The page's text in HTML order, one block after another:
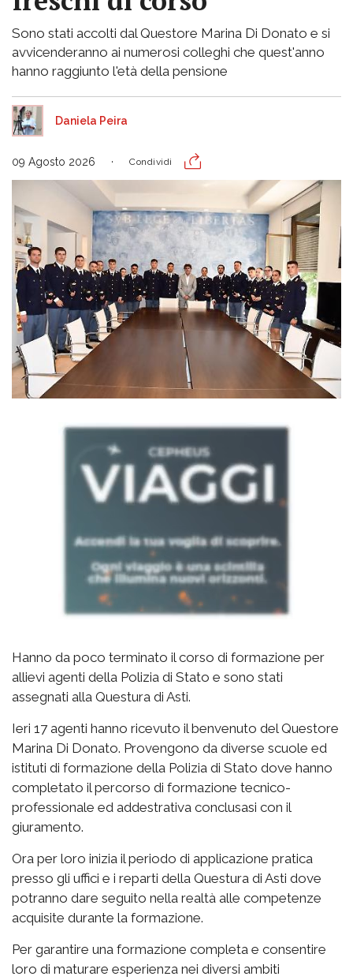
Sono stati accolti dal Questore Marina Di Donato e si
avvicenderanno ai numerosi colleghi che quest'anno
hanno raggiunto l'età della pensione
Daniela Peira
09 Agosto 2026 Condividi
Hanno da poco terminato il corso di formazione per
allievi agenti della Polizia di Stato e sono stati
assegnati alla Questura di Asti.
Ieri 17 agenti hanno ricevuto il benvenuto del Questore
Marina Di Donato. Provengono da diverse scuole ed
istituti di formazione della Polizia di Stato dove hanno
completato il percorso di formazione tecnico-
professionale ed addestrativa conclusasi con il
giuramento.
Ora per loro inizia il periodo di applicazione pratica
presso gli uffici e i reparti della Questura di Asti dove
potranno dare seguito nella realtà alle competenze
acquisite durante la formazione.
Per garantire una formazione completa e consentire
loro di maturare esperienza nei diversi ambiti